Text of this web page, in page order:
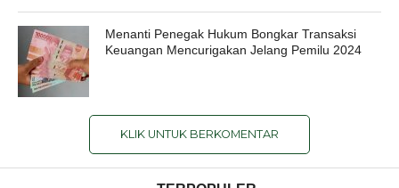
Menanti Penegak Hukum Bongkar Transaksi
Keuangan Mencurigakan Jelang Pemilu 2024
KLIK UNTUK BERKOMENTAR